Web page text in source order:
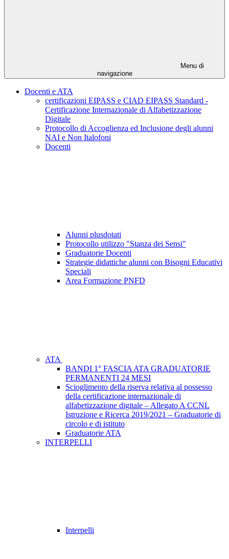
Menu di
navigazione
Docenti e ATA
certificazioni EIPASS e CIAD EIPASS Standard -
Certificazione Internazionale di Alfabetizzazione
Digitale
Protocollo di Accoglienza ed Inclusione degli alunni
NAI e Non Italofoni
Docenti
Alunni plusdotati
Protocollo utilizzo "Stanza dei Sensi"
Graduatorie Docenti
Strategie didattiche alunni con Bisogni Educativi
Speciali
Area Formazione PNFD
ATA
BANDI 1° FASCIA ATA GRADUATORIE
PERMANENTI 24 MESI
Scioglimento della riserva relativa al possesso
della certificazione internazionale di
alfabetizzazione digitale – Allegato A CCNL
Istruzione e Ricerca 2019/2021 – Graduatorie di
circolo e di istituto
Graduatorie ATA
INTERPELLI
Interpelli